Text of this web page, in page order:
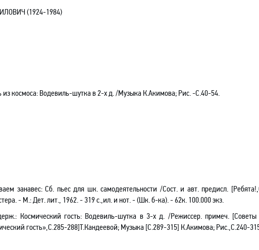
(1924-1984)
из космоса: Водевиль-шутка в 2-х д. /Музыка К.Акимова; Рис. -С.40-54.
занавес: Сб. пьес для шк. самодеятельности /Сост. и авт. предисл.
- М.: Дет. лит., 1962. - 319 с.,ил. и нот. - (Шк. б-ка). - 62к. 100.000 экз.
: Космический гость: Водевиль-шутка в 3-х д. /Режиссер. примеч. [
гость»,С.285-288]Т.Кандеевой; Музыка [С.289-315] К.Акимова; Рис.,С.240-